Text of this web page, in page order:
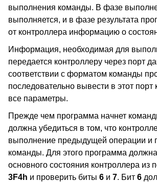
выполнения команды. В фазе
выполняется, и в фазе результата
от контроллера информацию о
Информация, необходимая для
передается контроллеру через порт
соответствии с форматом команды
последовательно вывести в этот
все параметры.
Прежде чем программа начнет
должна убедиться в том, что
выполнение предыдущей операции и
команды. Для этого программа должна
основного состояния контроллера из
3F4h и проверить биты 6 и 7. Бит 6